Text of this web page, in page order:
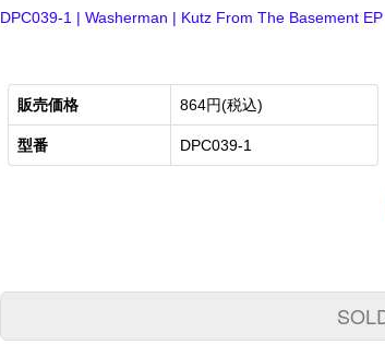
DPC039-1 | Washerman | Kutz From The Basement EP
販売価格 864円(税込)
型番 DPC039-1